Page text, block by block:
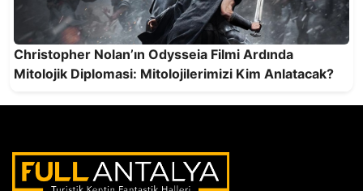
Zamanın Çanı, Mekânın Yatağı: Bronz Süvari'de
Modernliğin Uzun İnşası
Christopher Nolan’ın Odysseia Filmi Ardında
Mitolojik Diplomasi: Mitolojilerimizi Kim Anlatacak?